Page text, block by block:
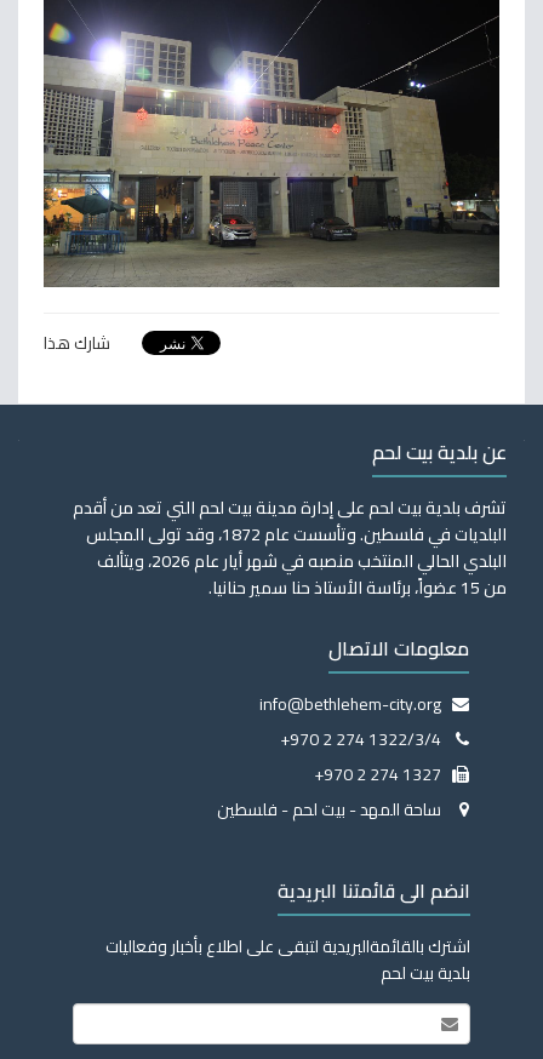
شارك هذا
عن بلدية بيت لحم
تشرف بلدية بيت لحم على إدارة مدينة بيت لحم التي تعد من أقدم
البلديات في فلسطين. وتأسست عام 1872، وقد تولى المجلس
البلدي الحالي المنتخب منصبه في شهر أيار عام 2026، ويتألف
من 15 عضواً، برئاسة الأستاذ حنا سمير حنانيا.
معلومات الاتصال
info@bethlehem-city.org
+970 2 274 1322/3/4
+970 2 274 1327
ساحة المهد - بيت لحم - فلسطين
انضم الى قائمتنا البريدية
اشترك بالقائمةالبريدية لتبقى على اطلاع بأخبار وفعاليات
بلدية بيت لحم